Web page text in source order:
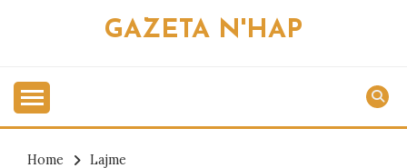
GAZETA N'HAP
Home
Lajme